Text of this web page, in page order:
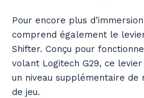
Pour encore plus
comprend également le
Shifter. Conçu pour
volant Logitech G29, ce
un niveau supplémentaire de
de jeu.